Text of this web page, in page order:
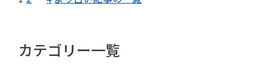
カテゴリー一覧